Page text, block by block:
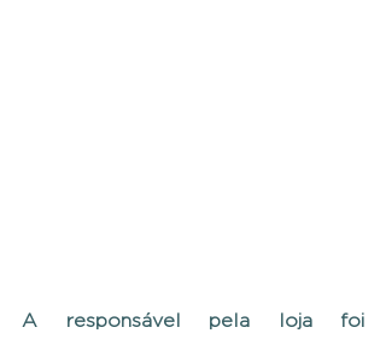
A responsável pela loja foi